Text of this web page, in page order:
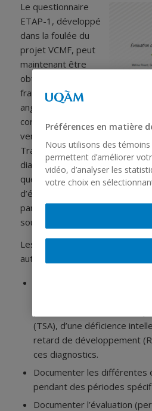
Le questionnaire
ETAP-1, développé
dans la foulée du
projet VCMF, peut
maintenant être
obtenu en ligne en
français et en
anglais. L’ETAP-1
correspond à la
version «
Trajectoire
diagnostique » du
questionnaire
d’évaluation de la trajectoire en
parents. Il couvre la période
soupçons diagnostiques et
Les questionnaires
autisme visent à:
Faire un portrait de la
familles ayant un enfant
(TSA), d’une déficience
retard de développement
ces diagnostics.
Documenter les différentes
pendant des périodes
Documenter l’évaluation
Préférences en matière
Nous utilisons des
permettent d’améliorer
vidéo, d’analyser les
votre choix en